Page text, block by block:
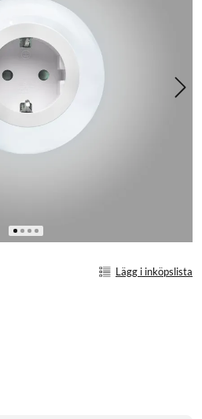
Lägg i inköpslista